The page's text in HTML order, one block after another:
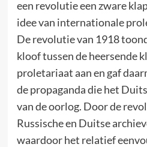
een revolutie een zware
idee van internationale
De revolutie van 1918
kloof tussen de heersende
proletariaat aan en gaf
de propaganda die het
van de oorlog. Door de
Russische en Duitse
waardoor het relatief